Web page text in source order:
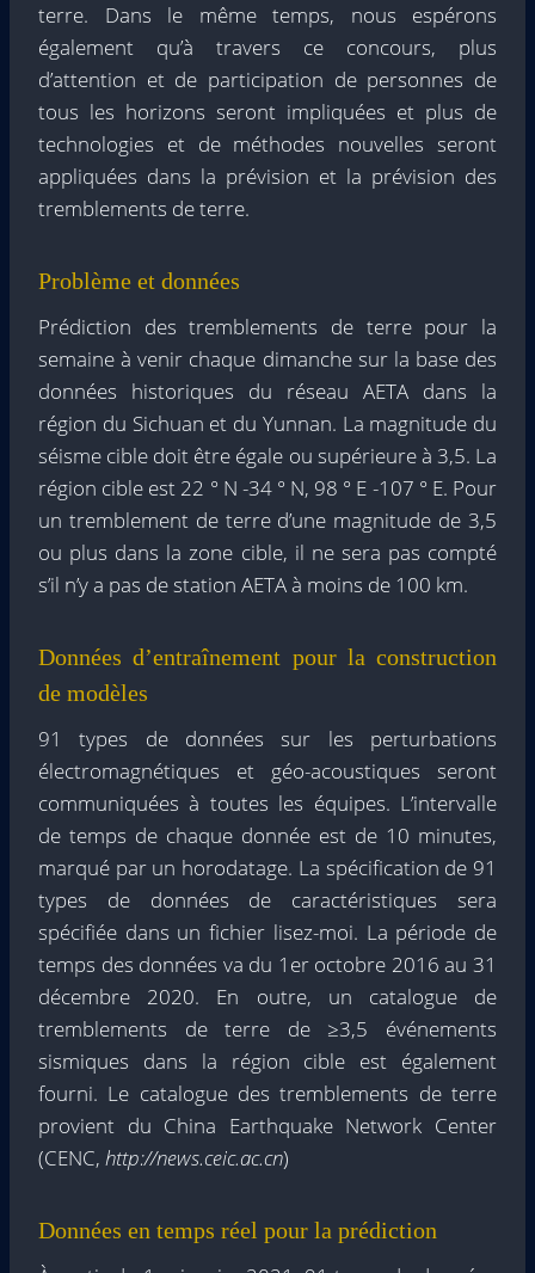
terre. Dans le même temps, nous espérons
également qu’à travers ce concours, plus
d’attention et de participation de personnes de
tous les horizons seront impliquées et plus de
technologies et de méthodes nouvelles seront
appliquées dans la prévision et la prévision des
tremblements de terre.
Problème et données
Prédiction des tremblements de terre pour la
semaine à venir chaque dimanche sur la base des
données historiques du réseau AETA dans la
région du Sichuan et du Yunnan. La magnitude du
séisme cible doit être égale ou supérieure à 3,5. La
région cible est 22 ° N -34 ° N, 98 ° E -107 ° E. Pour
un tremblement de terre d’une magnitude de 3,5
ou plus dans la zone cible, il ne sera pas compté
s’il n’y a pas de station AETA à moins de 100 km.
Données d’entraînement pour la construction
de modèles
91 types de données sur les perturbations
électromagnétiques et géo-acoustiques seront
communiquées à toutes les équipes. L’intervalle
de temps de chaque donnée est de 10 minutes,
marqué par un horodatage. La spécification de 91
types de données de caractéristiques sera
spécifiée dans un fichier lisez-moi. La période de
temps des données va du 1er octobre 2016 au 31
décembre 2020. En outre, un catalogue de
tremblements de terre de ≥3,5 événements
sismiques dans la région cible est également
fourni. Le catalogue des tremblements de terre
provient du China Earthquake Network Center
(CENC, http://news.ceic.ac.cn)
Données en temps réel pour la prédiction